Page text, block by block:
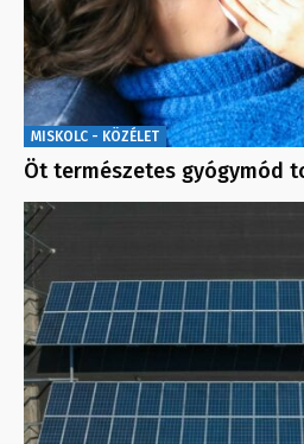
MISKOLC - KÖZÉLET
Öt természetes gyógymód